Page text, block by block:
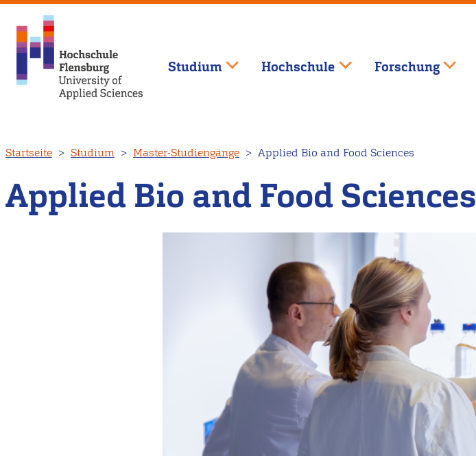
zum
Inhalt
Studium Hochschule Forschung
Startseite Studium Master-Studiengänge Applied Bio and Food Sciences
Applied Bio and Food Sciences